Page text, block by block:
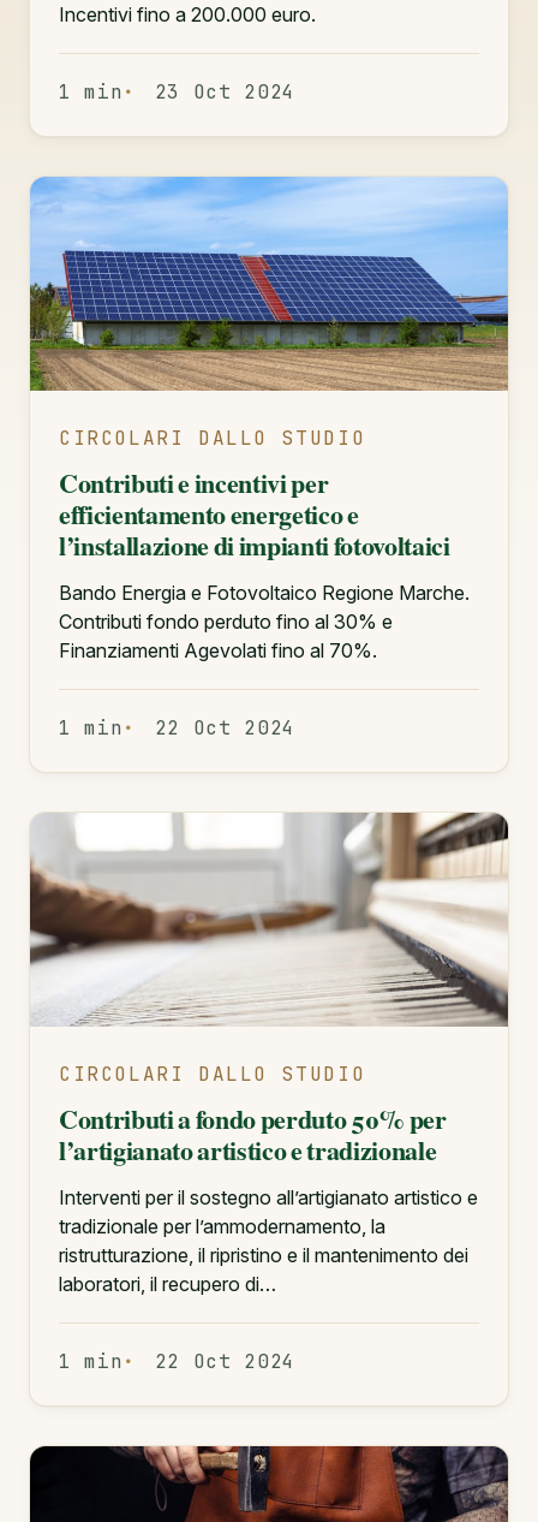
Incentivi fino a 200.000 euro.
1 min 23 Oct 2024
CIRCOLARI DALLO STUDIO
Contributi e incentivi per
efficientamento energetico e
l’installazione di impianti fotovoltaici
Bando Energia e Fotovoltaico Regione Marche.
Contributi fondo perduto fino al 30% e
Finanziamenti Agevolati fino al 70%.
1 min 22 Oct 2024
CIRCOLARI DALLO STUDIO
Contributi a fondo perduto 50% per
l’artigianato artistico e tradizionale
Interventi per il sostegno all’artigianato artistico e
tradizionale per l’ammodernamento, la
ristrutturazione, il ripristino e il mantenimento dei
laboratori, il recupero di…
1 min 22 Oct 2024